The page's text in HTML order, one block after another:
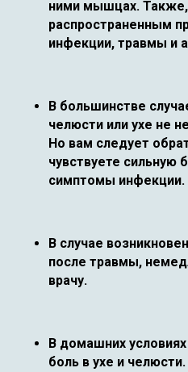
ними мышцах. Также,
распространенным
инфекции, травмы и
В большинстве
челюсти или ухе не
Но вам следует
чувствуете сильную
симптомы инфекции.
В случае
после травмы,
врачу.
В домашних
боль в ухе и